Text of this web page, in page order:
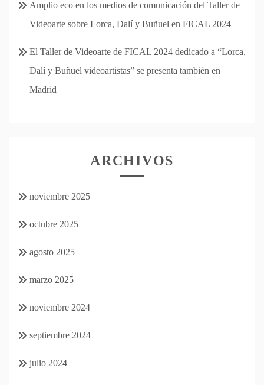
Amplio eco en los medios de comunicación del Taller de
Videoarte sobre Lorca, Dalí y Buñuel en FICAL 2024
El Taller de Videoarte de FICAL 2024 dedicado a “Lorca,
Dalí y Buñuel videoartistas” se presenta también en
Madrid
ARCHIVOS
noviembre 2025
octubre 2025
agosto 2025
marzo 2025
noviembre 2024
septiembre 2024
julio 2024